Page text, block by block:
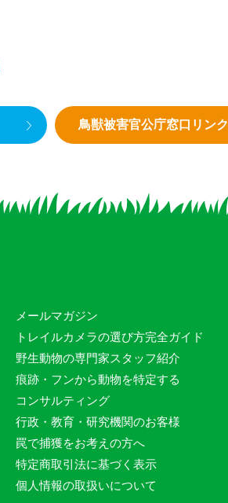
鳥獣被害官公庁窓口リンク
メールマガジン
トレイルカメラの選び方完全ガイド
野生動物の専門家スタッフ紹介
痕跡・フンから動物を特定する
コンサルティング
行政・教育・研究機関のお客様
罠で捕獲をお考えの方へ
特定商取引法に基づく表示
個人情報の取扱いについて